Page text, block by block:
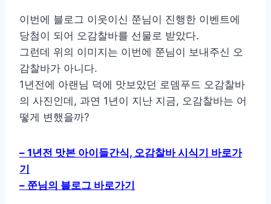
이번에 블로그 이웃이신 쭌님이 진행한 이벤트에
당첨이 되어 오감찰바를 선물로 받았다.
그런데 위의 이미지는 이번에 쭌님이 보내주신 오
감찰바가 아니다.
1년전에 아랜님 덕에 맛보았던 로뎀푸드 오감찰바
의 사진인데, 과연 1년이 지난 지금, 오감찰바는 어
떻게 변했을까?
– 1년전 맛본 아이들간식, 오감찰바 시식기 바로가
기
– 쭌님의 블로그 바로가기